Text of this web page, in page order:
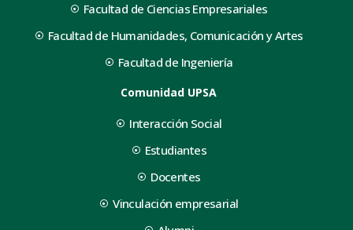
Facultad de Ciencias Empresariales
Facultad de Humanidades, Comunicación y Artes
Facultad de Ingeniería
Comunidad UPSA
Interacción Social
Estudiantes
Docentes
Vinculación empresarial